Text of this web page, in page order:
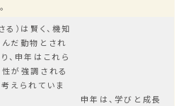
る）は賢く、機知
だ動物とされ
、申年はこれら
が強調される
えられていま
申年は、学びと成長